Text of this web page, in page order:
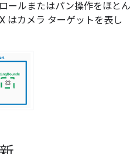
ールまたはパン操作をほとん
はカメラ ターゲットを表し